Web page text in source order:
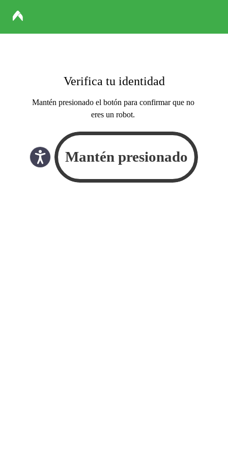
Verifica tu identidad
Mantén presionado el botón para confirmar que no
eres un robot.